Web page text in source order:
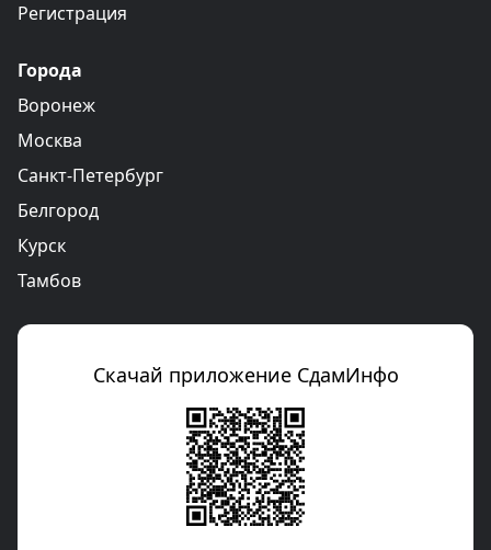
Регистрация
Города
Воронеж
Москва
Санкт-Петербург
Белгород
Курск
Тамбов
Скачай приложение СдамИнфо